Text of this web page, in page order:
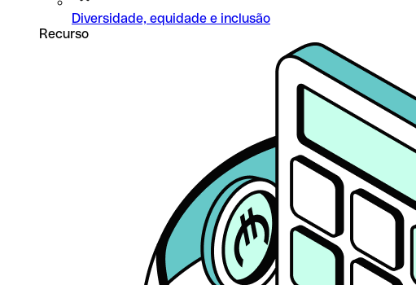
Diversidade, equidade e inclusão
Recurso